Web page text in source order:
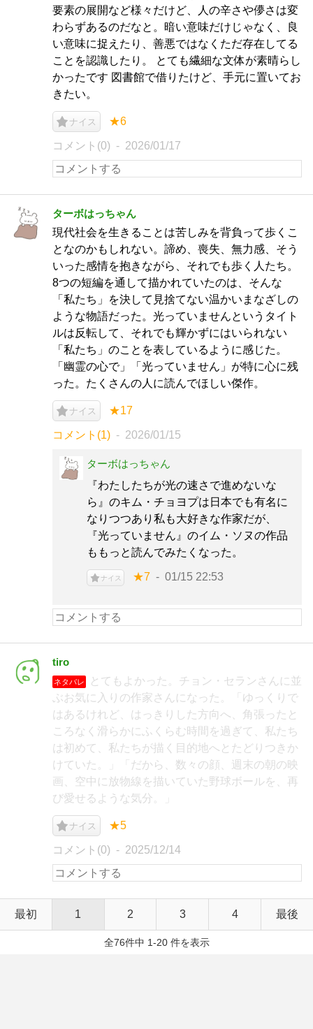
要素の展開など様々だけど、人の辛さや儚さは変
わらずあるのだなと。暗い意味だけじゃなく、良
い意味に捉えたり、善悪ではなくただ存在してる
ことを認識したり。 とても繊細な文体が素晴らし
かったです 図書館で借りたけど、手元に置いてお
きたい。
ナイス ★6
コメント(0) 2026/01/17
ターボはっちゃん
現代社会を生きることは苦しみを背負って歩くこ
となのかもしれない。諦め、喪失、無力感、そう
いった感情を抱きながら、それでも歩く人たち。
8つの短編を通して描かれていたのは、そんな
「私たち」を決して見捨てない温かいまなざしの
ような物語だった。光っていませんというタイト
ルは反転して、それでも輝かずにはいられない
「私たち」のことを表しているように感じた。
「幽霊の心で」「光っていません」が特に心に残
った。たくさんの人に読んでほしい傑作。
ナイス ★17
コメント(1) 2026/01/15
ターボはっちゃん
『わたしたちが光の速さで進めないな
ら』のキム・チョヨプは日本でも有名に
なりつつあり私も大好きな作家だが、
『光っていません』のイム・ソヌの作品
ももっと読んでみたくなった。
ナイス ★7 01/15 22:53
tiro
ネタバレ
とてもよかった。チョン・セランさんに並
ぶお気に入りの作家さんになった。「ゆっくりで
はあるけれど、はっきりした方向へ、角張ったと
ころなく滑らかにふくらむ時間を過ぎて、私たち
は初めて、私たちが描く目的地へとたどりつきか
けていた。」「だから、数々の顔、週末の朝の映
画、空中に放物線を描いていた野球ボールを、再
び愛せるような気分。」
ナイス ★5
コメント(0) 2025/12/14
最初 1 2 3 4 最後
全76件中 1-20 件を表示